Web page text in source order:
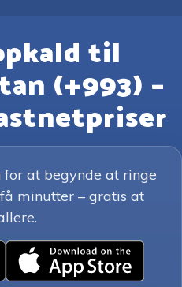
til
(+993) –
at begynde at ringe
minutter – gratis at